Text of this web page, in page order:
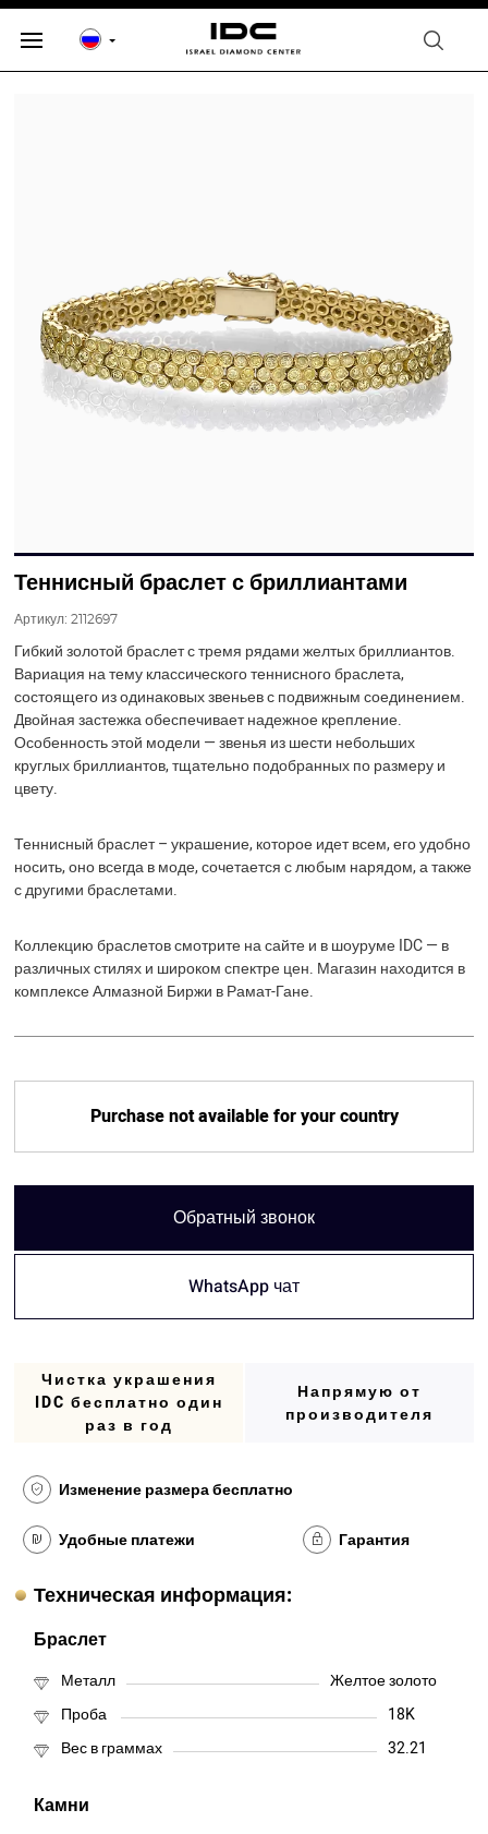
Теннисный браслет с бриллиантами
Артикул:2112697
Гибкий золотой браслет с тремя рядами желтых бриллиантов.
Вариация на тему классического теннисного браслета,
состоящего из одинаковых звеньев с подвижным соединением.
Двойная застежка обеспечивает надежное крепление.
Особенность этой модели — звенья из шести небольших
круглых бриллиантов, тщательно подобранных по размеру и
цвету.
Теннисный браслет – украшение, которое идет всем, его удобно
носить, оно всегда в моде, сочетается с любым нарядом, а также
с другими браслетами.
Коллекцию браслетов смотрите на сайте и в шоуруме IDC — в
различных стилях и широком спектре цен. Магазин находится в
комплексе Алмазной Биржи в Рамат-Гане.
Purchase not available for your country
Обратный звонок
WhatsApp чат
Чистка украшения
IDC бесплатно один
раз в год
Напрямую от
производителя
Изменение размера бесплатно
Удобные платежи Гарантия
Техническая информация:
Браслет
Металл
Желтое золото
Проба
18K
Вес в граммах
32.21
Камни